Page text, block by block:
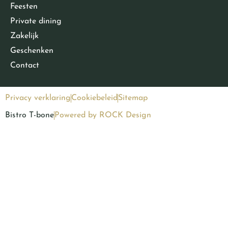
Feesten
Private dining
Zakelijk
Geschenken
Contact
Bistro T-bone Powered by ROCK Design
Privacy verklaringCookiebeleid Sitemap